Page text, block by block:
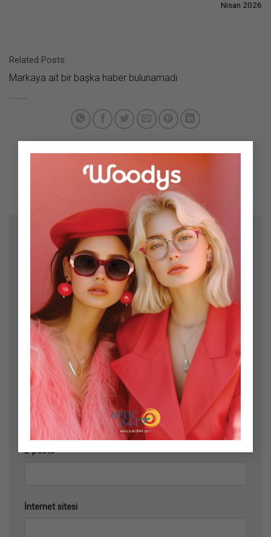
×
Nisan 2026
Related Posts:
Markaya ait bir başka haber bulunamadı
Bir yanıt yazın
E-posta adresiniz yayınlanmayacak. Gerekli alanlar
ile işaretlenmişlerdir
Yorum*
Ad *
E-posta*
İnternet sitesi